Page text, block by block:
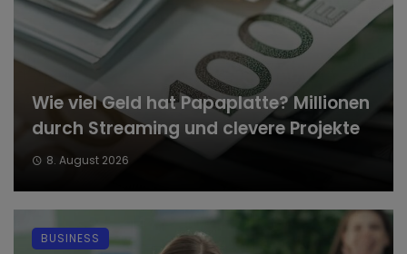
Wie viel Geld hat Papaplatte? Millionen
durch Streaming und clevere Projekte
8. August 2026
BUSINESS